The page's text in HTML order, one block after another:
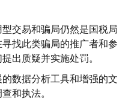
交易和骗局仍然是国税局
找此类骗局的推广者和参
出质疑并实施处罚。
数据分析工具和增强的文
和执法。